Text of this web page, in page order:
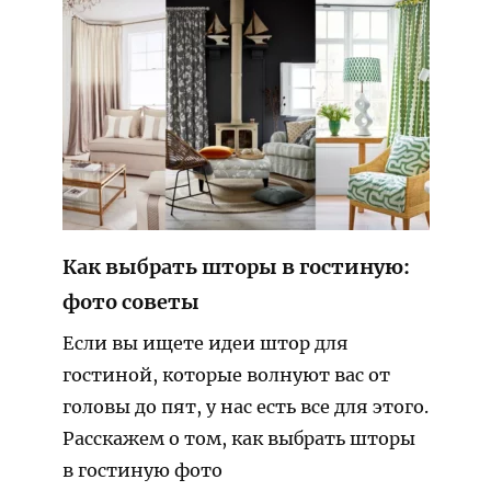
Как выбрать шторы в гостиную:
фото советы
Если вы ищете идеи штор для
гостиной, которые волнуют вас от
головы до пят, у нас есть все для этого.
Расскажем о том, как выбрать шторы
в гостиную фото